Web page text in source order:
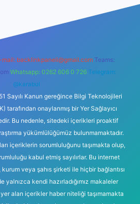
mail: backlinkpaneli@gmail.com Teams:
Whatsapp: 0262 606 0 726 Telegram:
@karabul
Sayılı Kanun gereğince Bilgi Teknolojileri
tarafından onaylanmış bir Yer Sağlayıcı
Bu nedenle, sitedeki içerikleri proaktif
yükümlülüğümüz bulunmamaktadır.
içeriklerin sorumluluğunu taşımakta olup,
kabul etmiş sayılırlar. Bu internet
veya şahıs şirketi ile hiçbir bağlantısı
yalnızca kendi hazırladığımız makaleler
yer alan içerikler haber niteliği taşımamakta